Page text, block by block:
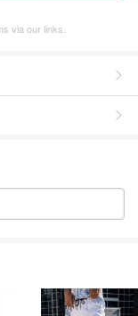
via our links.